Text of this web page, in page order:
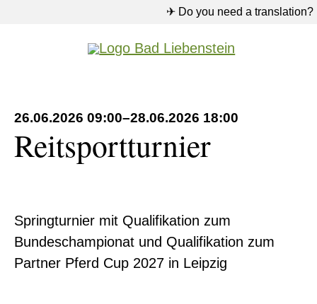
✈ Do you need a translation?
26.06.2026 09:00–28.06.2026 18:00
Reitsportturnier
Springturnier mit Qualifikation zum
Bundeschampionat und Qualifikation zum
Partner Pferd Cup 2027 in Leipzig